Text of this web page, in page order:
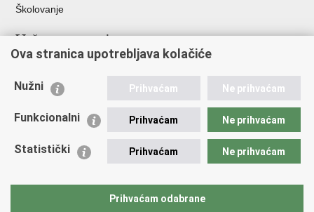
Školovanje
Važne poveznice
Ministarstvo unutarnjih poslova
Udruge
Policijska akademija
Zaklada policijske solidarnosti
Vučetić"
Ova stranica upotrebljava kolačiće
Nužni Prihvaćam Ne prihvaćam
Funkcionalni Prihvaćam Ne prihvaćam
Statistički Prihvaćam Ne prihvaćam
Prihvaćam odabrane